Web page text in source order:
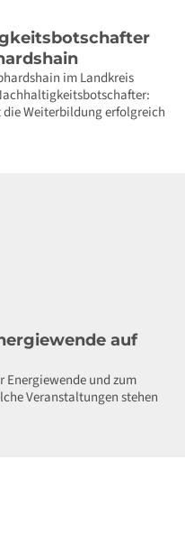
im Landkreis
Weiterbildung erfolgreich
auf
Energiewende und zum
Veranstaltungen stehen